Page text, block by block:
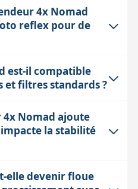
4x Nomad
reflex pour de
livré avec un adaptateur
caméras CCD ou CMOS.
Il est important de
par votre
mais un
est-il compatible
et filtres standards ?
de 50,8 mm (2
les filtres standards 2
un réducteur 31,75 mm
protège efficacement
4x Nomad ajoute
la stabilité
grammes, l'extendeur 4x
elle devenir floue